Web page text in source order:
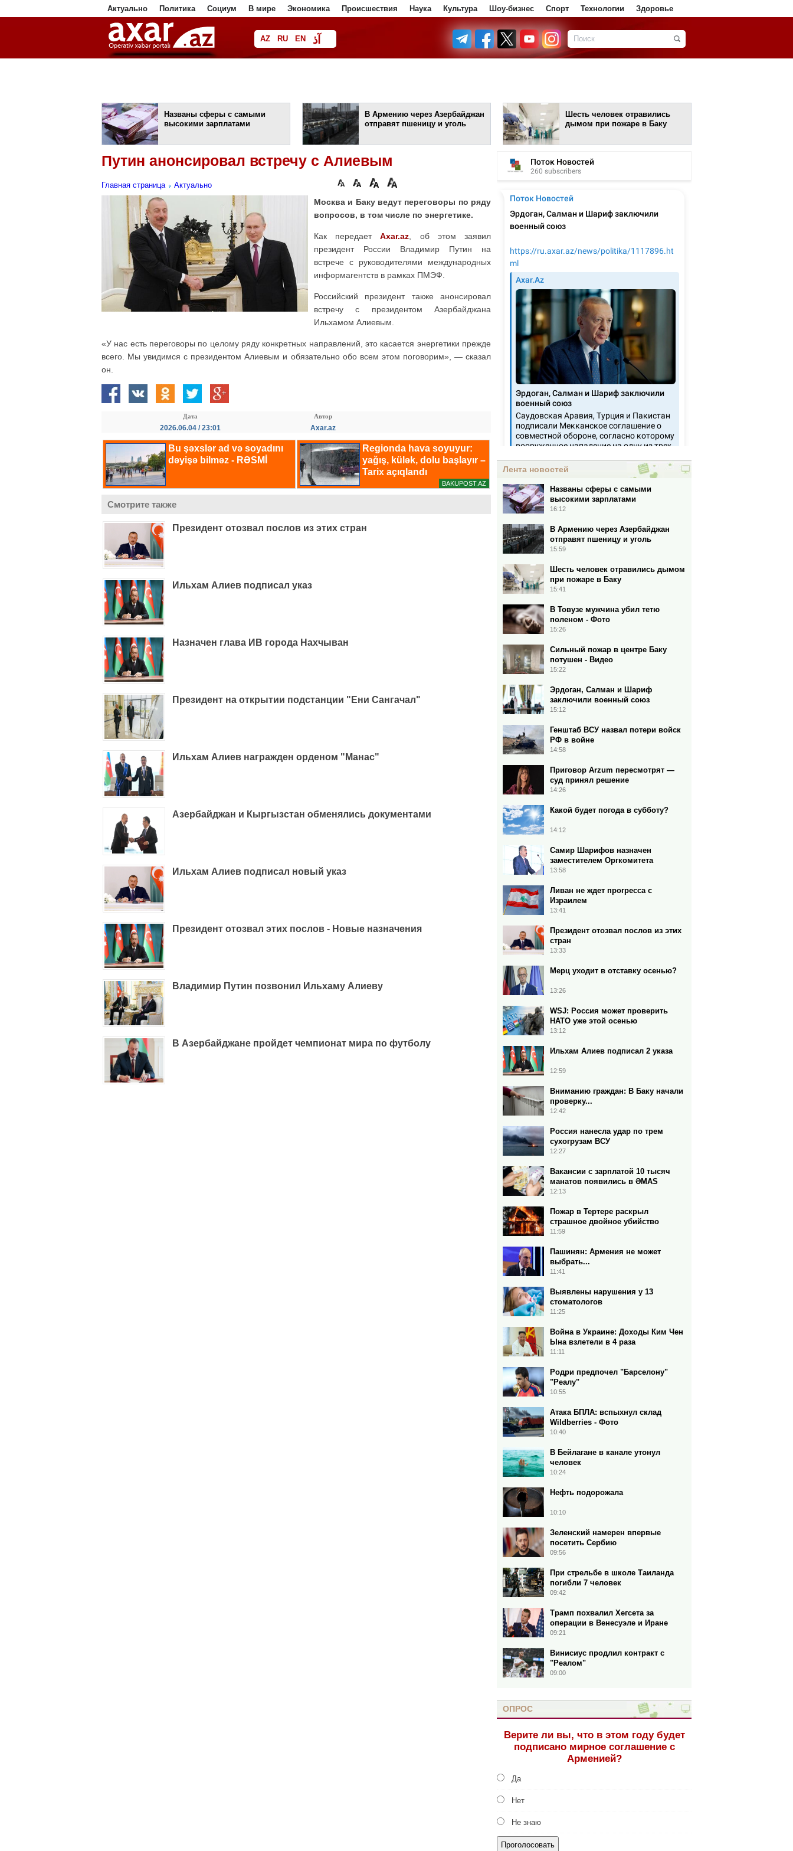
Актуально Политика Социум В мире Экономика Происшествия Наука Культура Шоу-бизнес Спорт Технологии Здоровье
AZ RU EN آذ
فا
Названы сферы с самыми
высокими зарплатами
В Армению через Азербайджан
отправят пшеницу и уголь
Шесть человек отравились
дымом при пожаре в Баку
Путин анонсировал встречу с Алиевым
Главная страница Актуально
Москва и Баку ведут переговоры по ряду
вопросов, в том числе по энергетике.
Как передаетAxar.az , об этом заявил
президент России Владимир Путин на
встрече с руководителями международных
информагентств в рамках ПМЭФ.
Российский президент также анонсировал
встречу с президентом Азербайджана
Ильхамом Алиевым.
«У нас есть переговоры по целому ряду конкретных направлений, это касается энергетики прежде
всего. Мы увидимся с президентом Алиевым и обязательно обо всем этом поговорим», — сказал
он.
Дата
2026.06.04 / 23:01
Автор
Axar.az
Смотрите также
Президент отозвал послов из этих стран
Ильхам Алиев подписал указ
Назначен глава ИВ города Нахчыван
Президент на открытии подстанции "Ени Сангачал"
Ильхам Алиев награжден орденом "Манас"
Азербайджан и Кыргызстан обменялись документами
Ильхам Алиев подписал новый указ
Президент отозвал этих послов - Новые назначения
Владимир Путин позвонил Ильхаму Алиеву
В Азербайджане пройдет чемпионат мира по футболу
Лента новостей
Названы сферы с самыми
высокими зарплатами
16:12
В Армению через Азербайджан
отправят пшеницу и уголь
15:59
Шесть человек отравились дымом
при пожаре в Баку
15:41
В Товузе мужчина убил тетю
поленом - Фото
15:26
Сильный пожар в центре Баку
потушен - Видео
15:22
Эрдоган, Салман и Шариф
заключили военный союз
15:12
Генштаб ВСУ назвал потери войск
РФ в войне
14:58
Приговор Arzum пересмотрят —
суд принял решение
14:26
Какой будет погода в субботу?
14:12
Самир Шарифов назначен
заместителем Оргкомитета
13:58
Ливан не ждет прогресса с
Израилем
13:41
Президент отозвал послов из этих
стран
13:33
Мерц уходит в отставку осенью?
13:26
WSJ: Россия может проверить
НАТО уже этой осенью
13:12
Ильхам Алиев подписал 2 указа
12:59
Вниманию граждан: В Баку начали
проверку...
12:42
Россия нанесла удар по трем
сухогрузам ВСУ
12:27
Вакансии с зарплатой 10 тысяч
манатов появились в ƏMAS
12:13
Пожар в Тертере раскрыл
страшное двойное убийство
11:59
Пашинян: Армения не может
выбрать...
11:41
Выявлены нарушения у 13
стоматологов
11:25
Война в Украине: Доходы Ким Чен
Ына взлетели в 4 раза
11:11
Родри предпочел "Барселону"
"Реалу"
10:55
Атака БПЛА: вспыхнул склад
Wildberries - Фото
10:40
В Бейлагане в канале утонул
человек
10:24
Нефть подорожала
10:10
Зеленский намерен впервые
посетить Сербию
09:56
При стрельбе в школе Таиланда
погибли 7 человек
09:42
Трамп похвалил Хегсета за
операции в Венесуэле и Иране
09:21
Винисиус продлил контракт с
"Реалом"
09:00
ОПРОС
Верите ли вы, что в этом году будет
подписано мирное соглашение с
Арменией?
Да
Нет
Не знаю